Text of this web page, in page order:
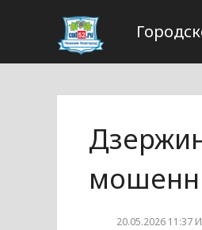
20.05.2026 11:37